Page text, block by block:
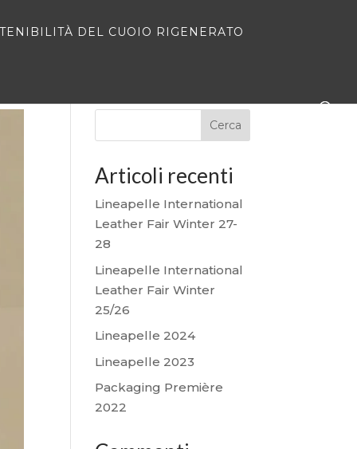
DEL CUOIO RIGENERATO
Cerca
Articoli recenti
Lineapelle International
Leather Fair Winter 27-
28
Lineapelle International
Leather Fair Winter
25/26
Lineapelle 2024
Lineapelle 2023
Packaging Première
2022